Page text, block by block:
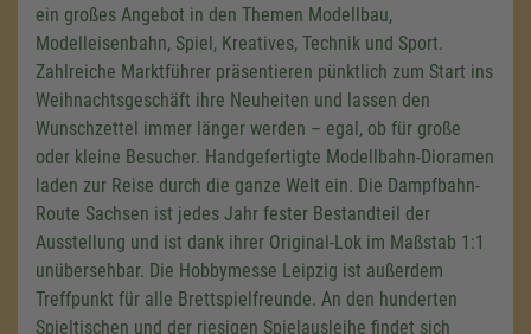
ein großes Angebot in den Themen Modellbau,
Modelleisenbahn, Spiel, Kreatives, Technik und Sport.
Zahlreiche Marktführer präsentieren pünktlich zum Start ins
Weihnachtsgeschäft ihre Neuheiten und lassen den
Wunschzettel immer länger werden – egal, ob für große
oder kleine Besucher. Handgefertigte Modellbahn-Dioramen
laden zur Reise durch die ganze Welt ein. Die Dampfbahn-
Route Sachsen ist jedes Jahr fester Bestandteil der
Ausstellung und ist dank ihrer Original-Lok im Maßstab 1:1
unübersehbar. Die Hobbymesse Leipzig ist außerdem
Treffpunkt für alle Brettspielfreunde. An den hunderten
Spieltischen und der riesigen Spielausleihe findet sich